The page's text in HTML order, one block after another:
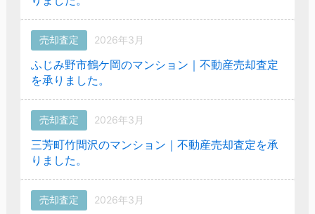
売却査定 2026年3月
ふじみ野市鶴ケ岡のマンション｜不動産売却査定
を承りました。
売却査定 2026年3月
三芳町竹間沢のマンション｜不動産売却査定を承
りました。
売却査定 2026年3月